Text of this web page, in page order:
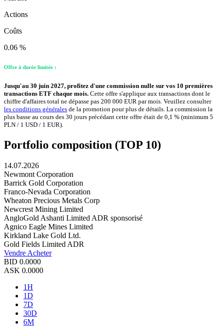
Actions
Coûts
0.06 %
Offre à durée limitée :
Jusqu'au 30 juin 2027, profitez d'une commission nulle sur vos 10 premières
transactions ETF chaque mois. Cette offre s'applique aux transactions dont le
chiffre d'affaires total ne dépasse pas 200 000 EUR par mois. Veuillez consulter
les conditions générales de la promotion pour plus de détails. La commission la
plus basse au cours des 30 jours précédant cette offre était de 0,1 % (minimum 5
PLN / 1 USD / 1 EUR).
Portfolio composition (TOP 10)
14.07.2026
Newmont Corporation
Barrick Gold Corporation
Franco-Nevada Corporation
Wheaton Precious Metals Corp
Newcrest Mining Limited
AngloGold Ashanti Limited ADR sponsorisé
Agnico Eagle Mines Limited
Kirkland Lake Gold Ltd.
Gold Fields Limited ADR
Vendre Acheter
BID 0.0000
ASK 0.0000
1H
1D
7D
30D
6M